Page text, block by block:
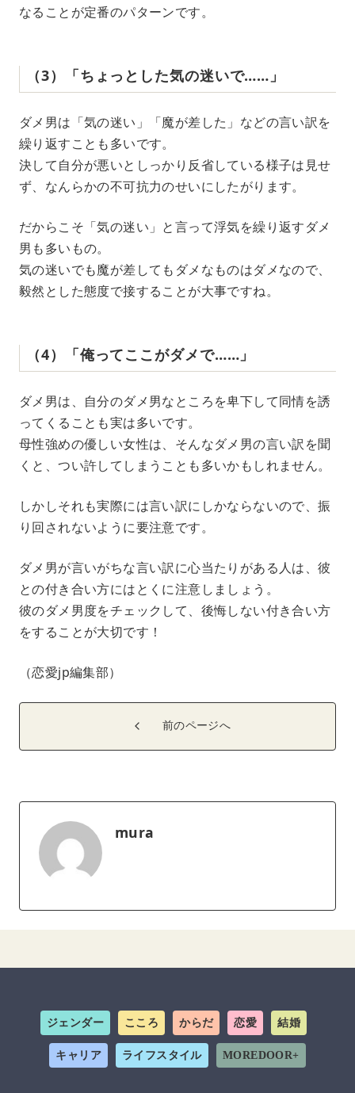
なることが定番のパターンです。
（3）「ちょっとした気の迷いで……」
ダメ男は「気の迷い」「魔が差した」などの言い訳を
繰り返すことも多いです。
決して自分が悪いとしっかり反省している様子は見せ
ず、なんらかの不可抗力のせいにしたがります。
だからこそ「気の迷い」と言って浮気を繰り返すダメ
男も多いもの。
気の迷いでも魔が差してもダメなものはダメなので、
毅然とした態度で接することが大事ですね。
（4）「俺ってここがダメで……」
ダメ男は、自分のダメ男なところを卑下して同情を誘
ってくることも実は多いです。
母性強めの優しい女性は、そんなダメ男の言い訳を聞
くと、つい許してしまうことも多いかもしれません。
しかしそれも実際には言い訳にしかならないので、振
り回されないように要注意です。
ダメ男が言いがちな言い訳に心当たりがある人は、彼
との付き合い方にはとくに注意しましょう。
彼のダメ男度をチェックして、後悔しない付き合い方
をすることが大切です！
（恋愛jp編集部）
前のページへ
mura
ジェンダー こころ からだ 恋愛 結婚
キャリア ライフスタイル MOREDOOR+